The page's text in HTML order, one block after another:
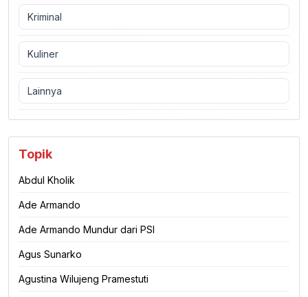
Kriminal
Kuliner
Lainnya
Topik
Abdul Kholik
Ade Armando
Ade Armando Mundur dari PSI
Agus Sunarko
Agustina Wilujeng Pramestuti